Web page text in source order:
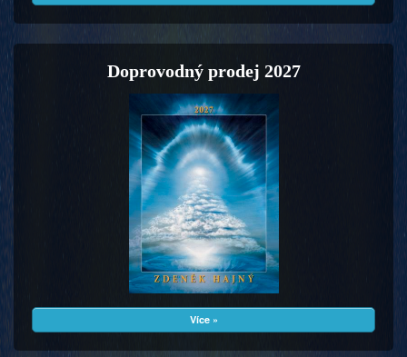
Doprovodný prodej 2027
Více »